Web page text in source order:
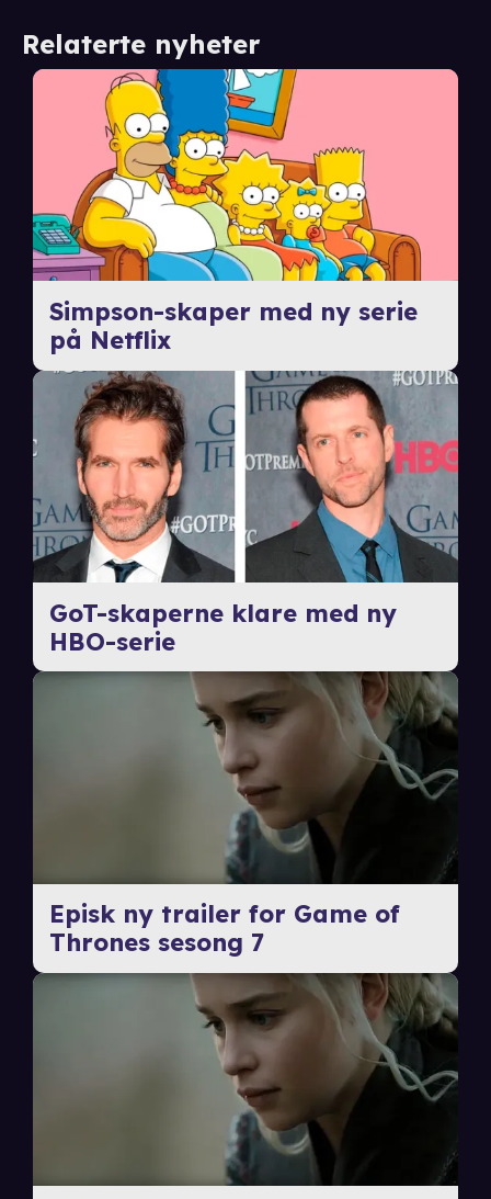
Relaterte nyheter
Simpson-skaper med ny serie
på Netflix
GoT-skaperne klare med ny
HBO-serie
Episk ny trailer for Game of
Thrones sesong 7